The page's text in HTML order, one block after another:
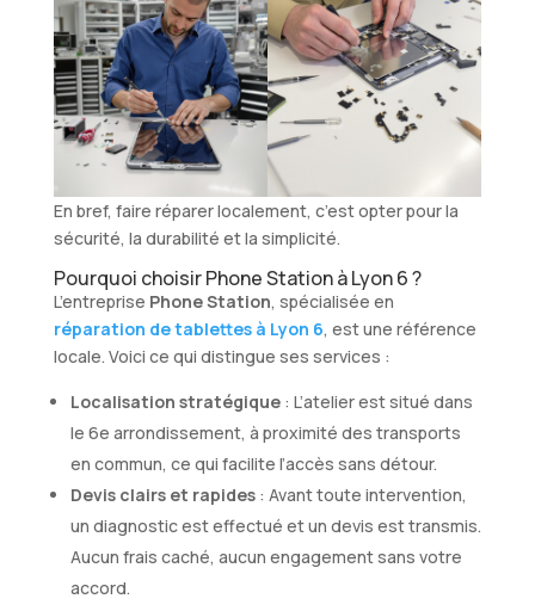
En bref, faire réparer localement, c’est opter pour la
sécurité, la durabilité et la simplicité.
Pourquoi choisir Phone Station à Lyon 6 ?
L’entreprise Phone Station, spécialisée en
réparation de tablettes à Lyon 6, est une référence
locale. Voici ce qui distingue ses services :
Localisation stratégique: L’atelier est situé dans
le 6e arrondissement, à proximité des transports
en commun, ce qui facilite l’accès sans détour.
Devis clairs et rapides: Avant toute intervention,
un diagnostic est effectué et un devis est transmis.
Aucun frais caché, aucun engagement sans votre
accord.